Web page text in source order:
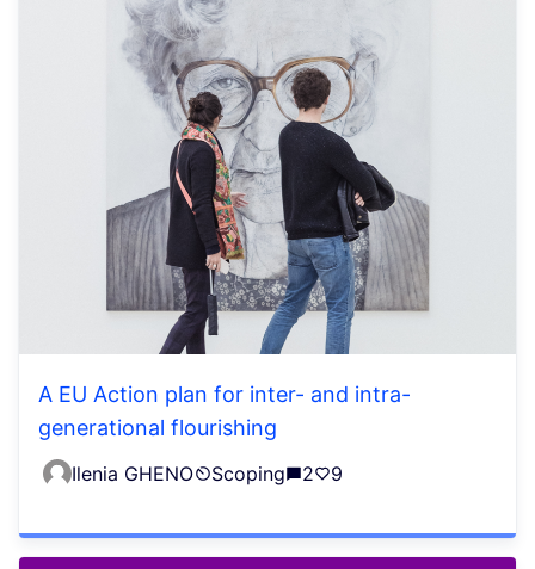
A EU Action plan for inter- and intra-
generational flourishing
Ilenia GHENO Scoping 2 9